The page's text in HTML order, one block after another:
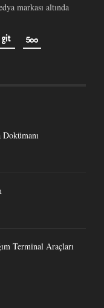
markası altında
Terminal Araçları